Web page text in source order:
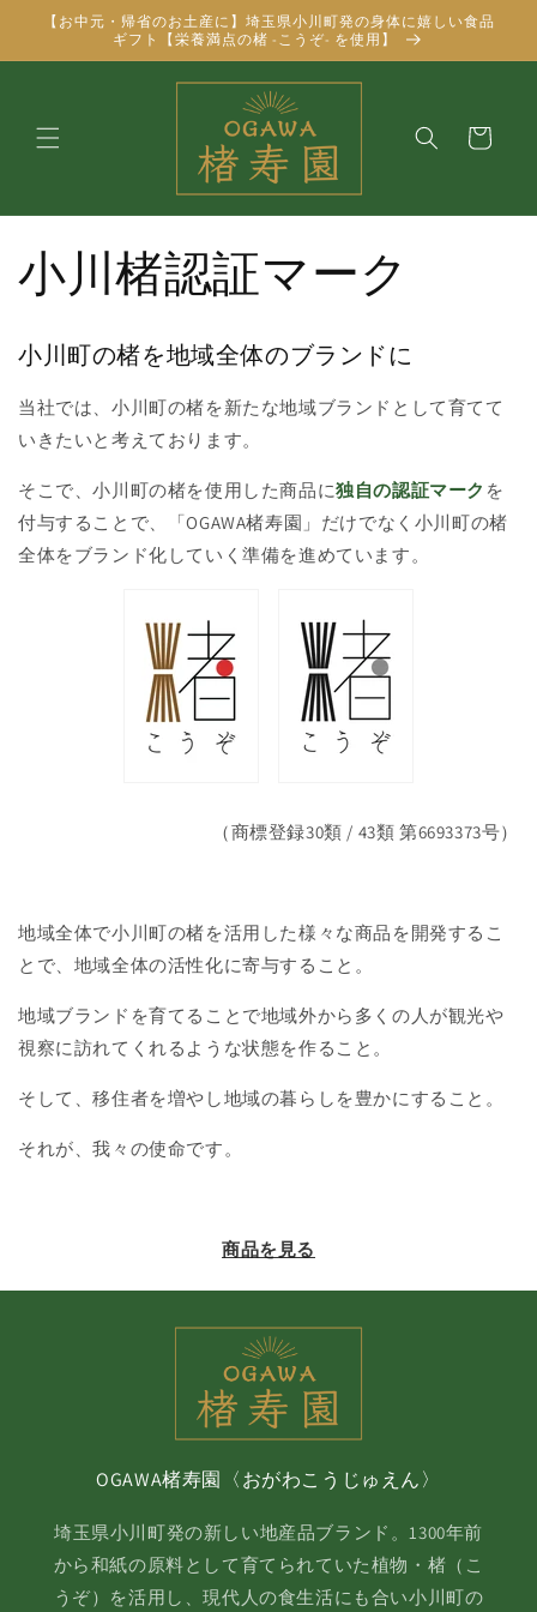
ンツに
【お中元・帰省のお土産に】埼玉県小川町発の身体に嬉しい食品
ギフト【栄養満点の楮 -こうぞ- を使用】
ー
小川楮認証マーク
小川町の楮を地域全体のブランドに
当社では、小川町の楮を新たな地域ブランドとして育てて
いきたいと考えております。
そこで、小川町の楮を使用した商品に独自の認証マーク を
付与することで、「OGAWA楮寿園」だけでなく小川町の楮
全体をブランド化していく準備を進めています。
（商標登録30類 / 43類 第6693373号）
地域全体で小川町の楮を活用した様々な商品を開発するこ
とで、地域全体の活性化に寄与すること。
地域ブランドを育てることで地域外から多くの人が観光や
視察に訪れてくれるような状態を作ること。
そして、移住者を増やし地域の暮らしを豊かにすること。
それが、我々の使命です。
商品を見る
OGAWA楮寿園〈おがわこうじゅえん〉
埼玉県小川町発の新しい地産品ブランド。1300年前
から和紙の原料として育てられていた植物・楮（こ
うぞ）を活用し、現代人の食生活にも合い小川町の